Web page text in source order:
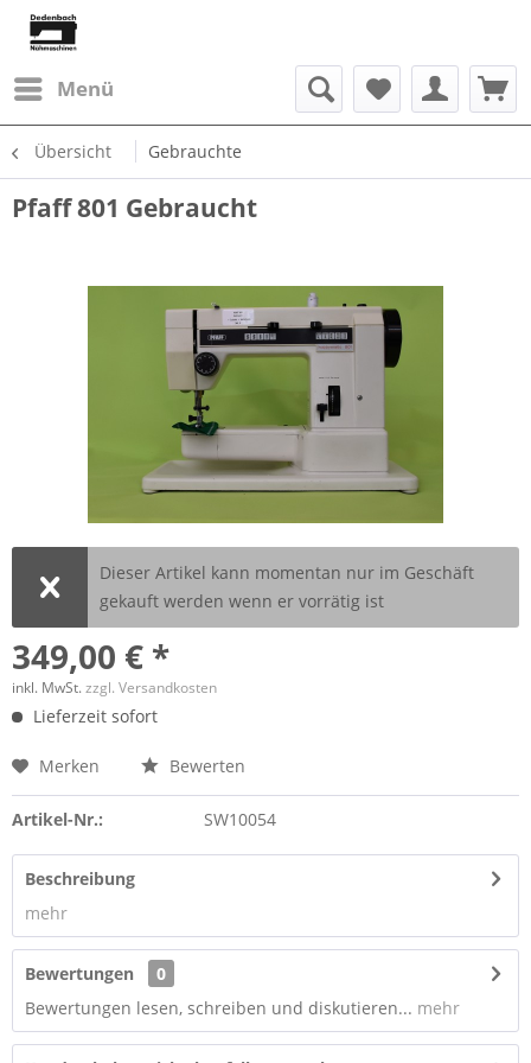
Menü
Übersicht Gebrauchte
Pfaff 801 Gebraucht
Dieser Artikel kann momentan nur im Geschäft
gekauft werden wenn er vorrätig ist
349,00 € *
inkl. MwSt.zzgl. Versandkosten
Lieferzeit sofort
Merken Bewerten
Artikel-Nr.: SW10054
Beschreibung
mehr
Bewertungen
0
Bewertungen lesen, schreiben und diskutieren... mehr